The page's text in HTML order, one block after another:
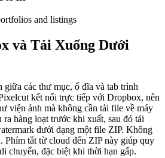
và Tải Xuống Dưới
giữa các thư mục, ổ đĩa và tab trình
kết nối trực tiếp với Dropbox, nên
viện ảnh mà không cần tải file về máy
hàng loạt trước khi xuất, sau đó tải
dưới dạng một file ZIP. Không
Phím tắt từ cloud đến ZIP này giúp quy
chuyển, đặc biệt khi thời hạn gấp.